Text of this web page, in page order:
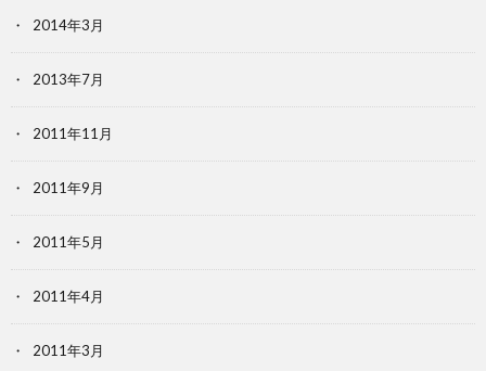
2014年3月
2013年7月
2011年11月
2011年9月
2011年5月
2011年4月
2011年3月